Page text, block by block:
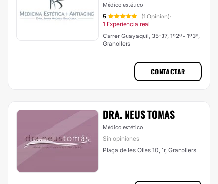
Médico estético
5 (1 Opinión)·
1 Experiencia real
Carrer Guayaquil, 35-37, 1º2ª - 1º3ª,
Granollers
CONTACTAR
DRA. NEUS TOMAS
Médico estético
Sin opiniones
Plaça de les Olles 10, 1r, Granollers